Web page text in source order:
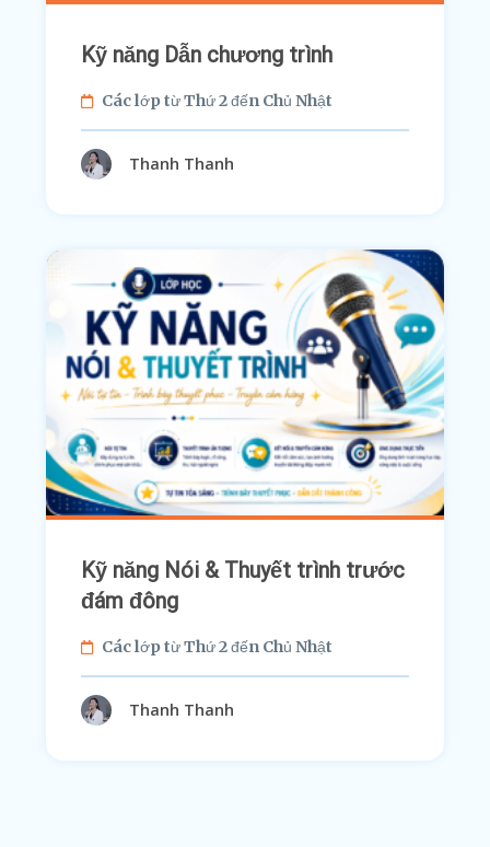
Kỹ năng Dẫn chương trình
Các lớp từ Thứ 2 đến Chủ Nhật
Thanh Thanh
Kỹ năng Nói & Thuyết trình trước
đám đông
Các lớp từ Thứ 2 đến Chủ Nhật
Thanh Thanh